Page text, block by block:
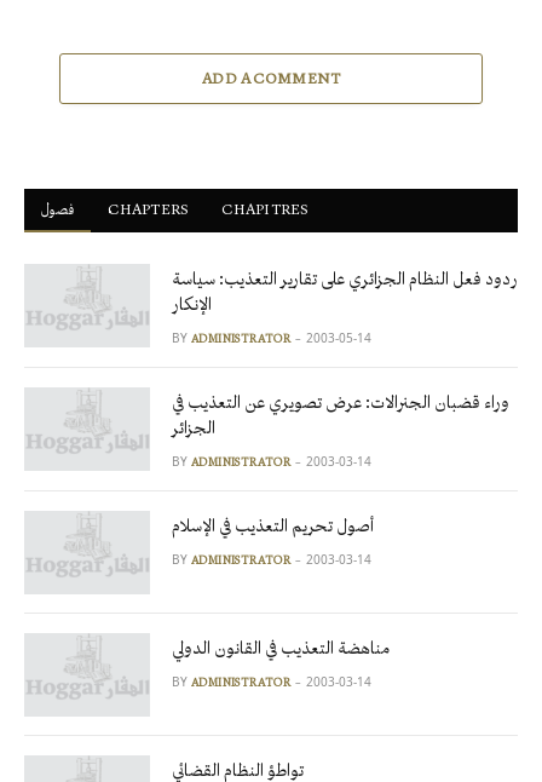
ADD A COMMENT
فصول ْCHAPTERS CHAPITRES
ردود فعل النظام الجزائري على تقارير التعذيب: سياسة
الإنكار
BY ADMINISTRATOR 2003-05-14
وراء قضبان الجنرالات: عرض تصويري عن التعذيب في
الجزائر
BY ADMINISTRATOR 2003-03-14
أصول تحريم التعذيب في الإسلام
BY ADMINISTRATOR 2003-03-14
مناهضة التعذيب في القانون الدولي
BY ADMINISTRATOR 2003-03-14
تواطؤ النظام القضائي